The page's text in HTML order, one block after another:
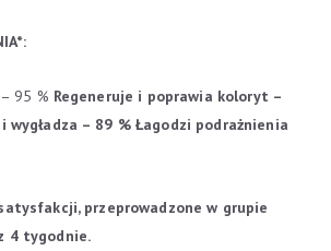
95 % Regeneruje i poprawia koloryt –
wygładza – 89 %Łagodzi podrażnienia
przeprowadzone w grupie
4 tygodnie.